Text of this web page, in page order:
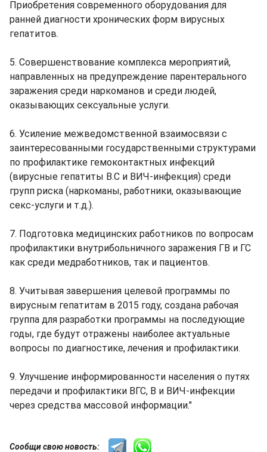
Приобретения современного оборудования для
ранней диагности хронических форм вирусных
гепатитов.
5. Совершенствование комплекса мероприятий,
направленных на предупреждение парентерального
заражения среди наркоманов и среди людей,
оказывающих сексуальные услуги.
6. Усиление межведомственной взаимосвязи с
заинтересованными государственными структурами
по профилактике гемоконтактных инфекций
(вирусные гепатиты В.С и ВИЧ-инфекция) среди
групп риска (наркоманы, работники, оказывающие
секс-услуги и т.д.).
7. Подготовка медицинских работников по вопросам
профилактики внутрибольничного заражения ГВ и ГС
как среди медработников, так и пациентов.
8. Учитывая завершения целевой программы по
вирусным гепатитам в 2015 году, создана рабочая
группа для разработки программы на последующие
годы, где будут отражены наиболее актуальные
вопросы по диагностике, лечения и профилактики.
9. Улучшение информированности населения о путях
передачи и профилактики ВГС, В и ВИЧ-инфекции
через средства массовой информации."
Сообщи свою новость: